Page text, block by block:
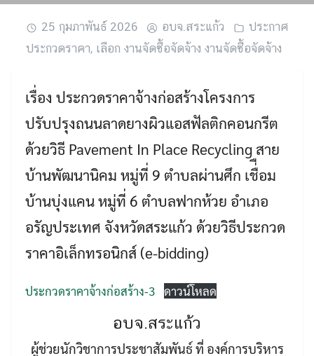
Search
Search
25 กุมภาพันธ์ 2026 อบจ.สระแก้ว
ประกาศ
ประกวดราคา, เลือก งานจัดซื้อจัดจ้าง งานจัดซื้อจัดจ้าง
เรื่อง ประกวดราคาจ้างก่อสร้างโครงการ
ปรับปรุงถนนลาดยางผิวแอสฟัลติกคอนกรีต
ด้วยวิธี Pavement In Place Recycling สาย
บ้านพัฒนานิคม หมู่ที่ 9 ตำบลผ่านศึก เชื่ือม
บ้านบุ่งแคน หมู่ที่ 6 ตำบลฟากห้วย อำเภอ
อรัญประเทศ จังหวัดสระแก้ว ด้วยวิธีประกวด
ราคาอิเล็กทรอนิกส์ (e-bidding)
ประกวดราคาจ้างก่อสร้าง-3 ดาวน์โหลด
อบจ.สระแก้ว
ผู้ช่วยนักวิชาการประชาสัมพันธ์ ที่ องค์การบริหาร